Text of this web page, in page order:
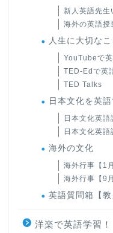
新人英語先生
海外の英語授
人生に大切な
YouTubeで
TED-Edで英
TED Talks
日本文化を英
日本文化英語
日本文化英語
海外の文化
海外行事【1
海外行事【9
英語質問箱【教
洋楽で英語学習